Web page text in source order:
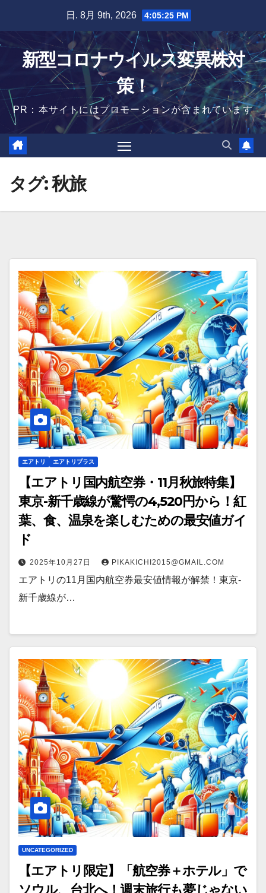
content
日. 8月 9th, 2026 4:05:26 PM
新型コロナウイルス変異株対
策！
PR：本サイトにはプロモーションが含まれています
タグ:秋旅
エアトリ エアトリプラス
【エアトリ国内航空券・11月秋旅特集】
東京-新千歳線が驚愕の4,520円から！紅
葉、食、温泉を楽しむための最安値ガイ
ド
2025年10月27日 PIKAKICHI2015@GMAIL.COM
エアトリの11月国内航空券最安値情報が解禁！東京-
新千歳線が…
UNCATEGORIZED
【エアトリ限定】「航空券＋ホテル」で
ソウル、台北へ！週末旅行も夢じゃない